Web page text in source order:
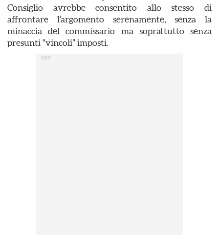
Consiglio avrebbe consentito allo stesso di
affrontare l’argomento serenamente, senza la
minaccia del commissario ma soprattutto senza
presunti “vincoli” imposti.